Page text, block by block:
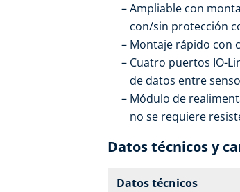
Ampliable con
con/sin protección
Montaje rápido con
Cuatro puertos IO-
de datos entre
Módulo de
no se requiere
Datos técnicos y
Datos técnicos